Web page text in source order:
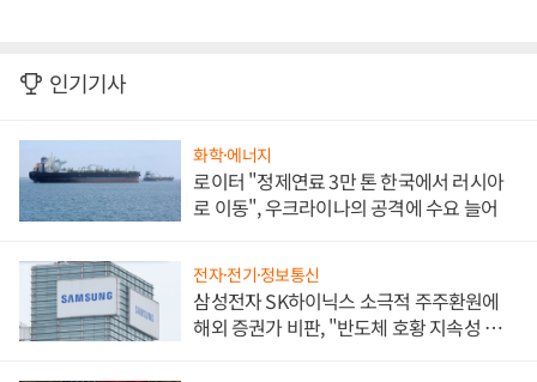
인기기사
화학·에너지
로이터 "정제연료 3만 톤 한국에서 러시아
로 이동", 우크라이나의 공격에 수요 늘어
전자·전기·정보통신
삼성전자 SK하이닉스 소극적 주주환원에
해외 증권가 비판, "반도체 호황 지속성 의